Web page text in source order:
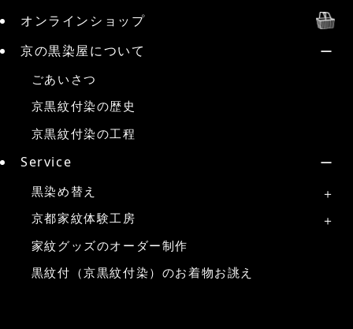
オンラインショップ
京の黒染屋について
ごあいさつ
京黒紋付染の歴史
京黒紋付染の工程
Service
黒染め替え
京都家紋体験工房
家紋グッズのオーダー制作
黒紋付（京黒紋付染）のお着物お誂え